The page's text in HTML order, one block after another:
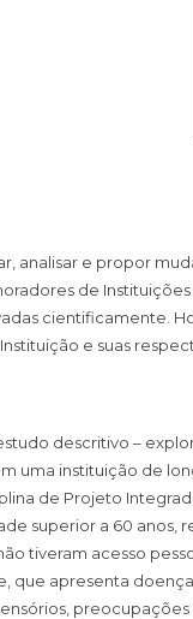
analisar e propor
de
cientificamente.
e suas
descritivo –
uma instituição de
de Projeto
superior a 60 anos,
tiveram acesso
que apresenta